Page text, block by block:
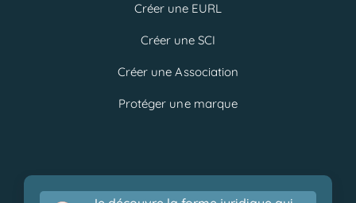
Créer une EURL
Créer une SCI
Créer une Association
Protéger une marque